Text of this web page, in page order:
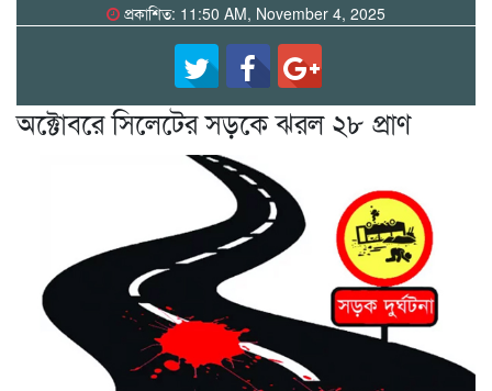
প্রকাশিত: 11:50 AM, November 4, 2025
অক্টোবরে সিলেটের সড়কে ঝরল ২৮ প্রাণ